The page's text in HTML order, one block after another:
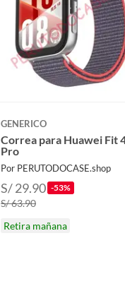
GENERICO
Correa para Huawei Fit
Pro
Por PERUTODOCASE.shop
S/ 29.90 -53%
S/ 63.90
Retira mañana